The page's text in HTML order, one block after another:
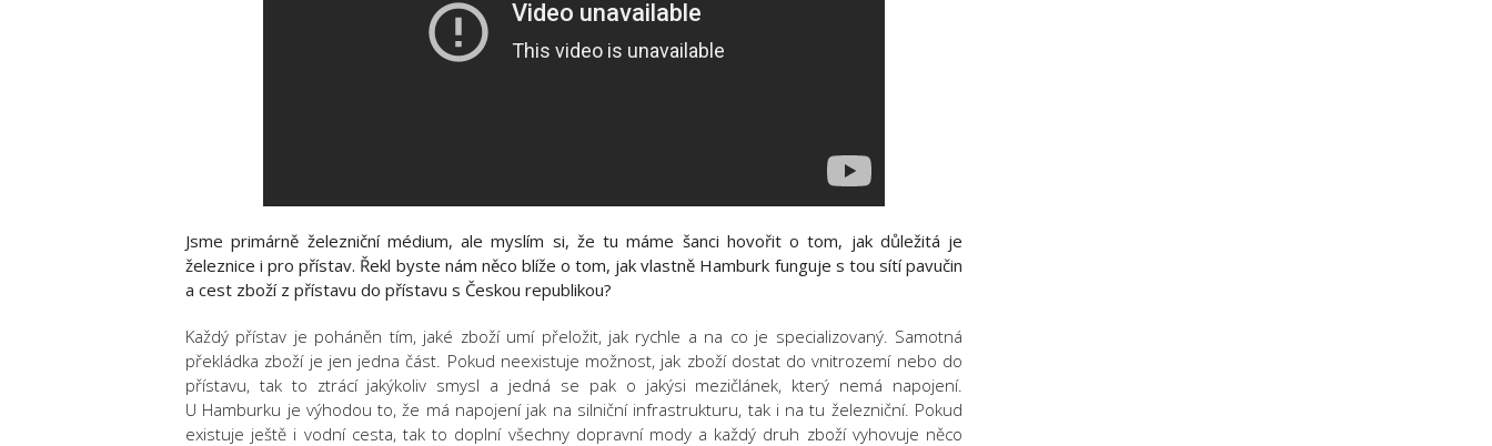
Jsme primárně železniční médium, ale myslím si, že tu máme šanci hovořit o tom, jak důležitá je
železnice i pro přístav. Řekl byste nám něco blíže o tom, jak vlastně Hamburk funguje s tou sítí pavučin
a cest zboží z přístavu do přístavu s Českou republikou?
Každý přístav je poháněn tím, jaké zboží umí přeložit, jak rychle a na co je specializovaný. Samotná
překládka zboží je jen jedna část. Pokud neexistuje možnost, jak zboží dostat do vnitrozemí nebo do
přístavu, tak to ztrácí jakýkoliv smysl a jedná se pak o jakýsi mezičlánek, který nemá napojení.
U Hamburku je výhodou to, že má napojení jak na silniční infrastrukturu, tak i na tu železniční. Pokud
existuje ještě i vodní cesta, tak to doplní všechny dopravní mody a každý druh zboží vyhovuje něco